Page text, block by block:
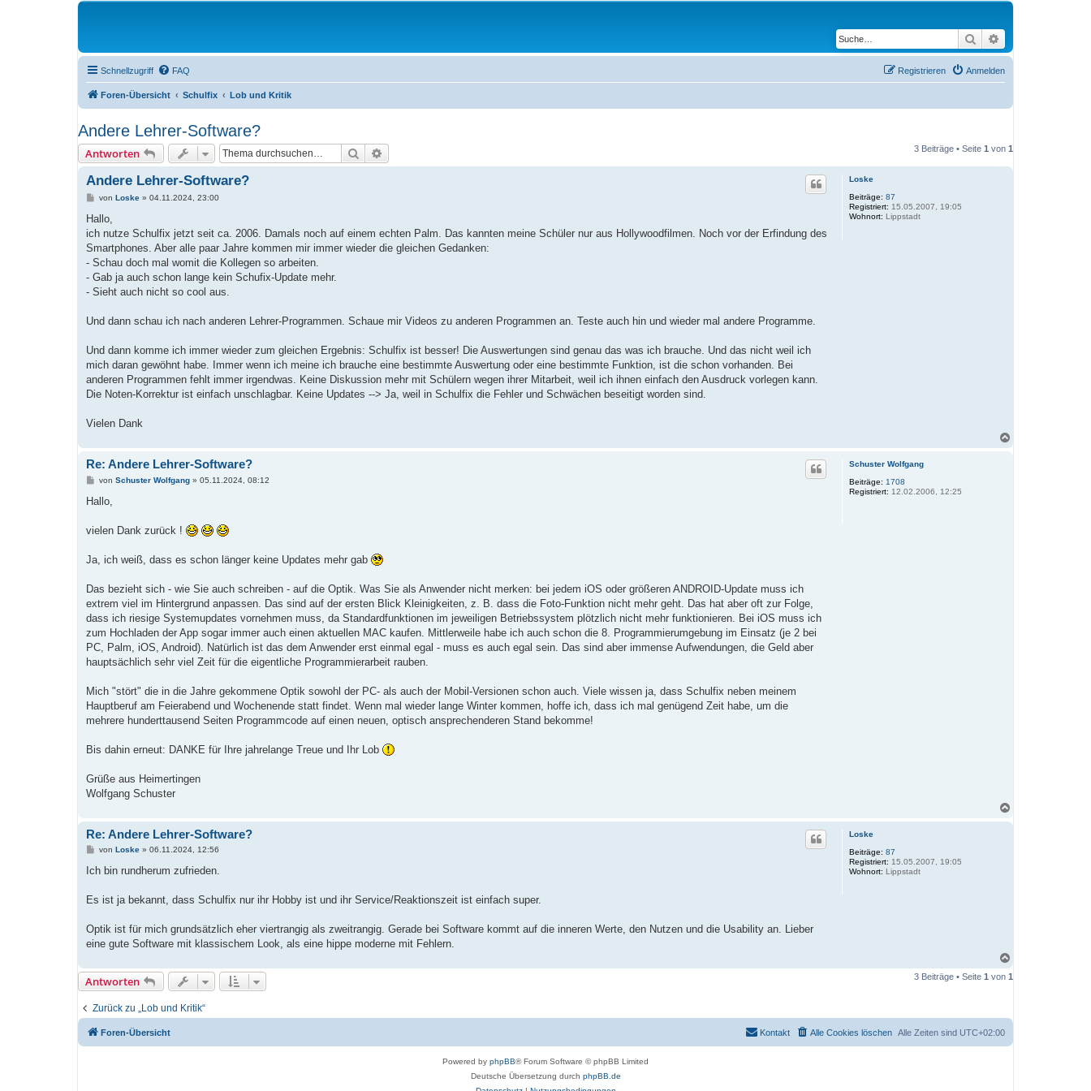
Suche
Schnellzugriff FAQ Anmelden
Registrieren
Foren-Übersicht Schulfix Lob und Kritik
Andere Lehrer-Software?
Antworten Suche 3 Beiträge • Seite 1 von 1
Loske
Beiträge: 87
Registriert: 15.05.2007, 19:05
Wohnort: Lippstadt
Andere Lehrer-Software?
B
i
r
a
von Loske» 04.11.2024, 23:00
Hallo,
ich nutze Schulfix jetzt seit ca. 2006. Damals noch auf einem echten Palm. Das kannten meine Schüler nur aus Hollywoodfilmen. Noch vor der Erfindung des
Smartphones. Aber alle paar Jahre kommen mir immer wieder die gleichen Gedanken:
- Schau doch mal womit die Kollegen so arbeiten.
- Gab ja auch schon lange kein Schufix-Update mehr.
- Sieht auch nicht so cool aus.
Und dann schau ich nach anderen Lehrer-Programmen. Schaue mir Videos zu anderen Programmen an. Teste auch hin und wieder mal andere Programme.
Und dann komme ich immer wieder zum gleichen Ergebnis: Schulfix ist besser! Die Auswertungen sind genau das was ich brauche. Und das nicht weil ich
mich daran gewöhnt habe. Immer wenn ich meine ich brauche eine bestimmte Auswertung oder eine bestimmte Funktion, ist die schon vorhanden. Bei
anderen Programmen fehlt immer irgendwas. Keine Diskussion mehr mit Schülern wegen ihrer Mitarbeit, weil ich ihnen einfach den Ausdruck vorlegen kann.
Die Noten-Korrektur ist einfach unschlagbar. Keine Updates --> Ja, weil in Schulfix die Fehler und Schwächen beseitigt worden sind.
Vielen Dank
Schuster Wolfgang
Beiträge: 1708
Registriert: 12.02.2006, 12:25
Re: Andere Lehrer-Software?
B
i
a
von Schuster Wolfgang» 05.11.2024, 08:12
Hallo,
vielen Dank zurück !
Ja, ich weiß, dass es schon länger keine Updates mehr gab
Das bezieht sich - wie Sie auch schreiben - auf die Optik. Was Sie als Anwender nicht merken: bei jedem iOS oder größeren ANDROID-Update muss ich
extrem viel im Hintergrund anpassen. Das sind auf der ersten Blick Kleinigkeiten, z. B. dass die Foto-Funktion nicht mehr geht. Das hat aber oft zur Folge,
dass ich riesige Systemupdates vornehmen muss, da Standardfunktionen im jeweiligen Betriebssystem plötzlich nicht mehr funktionieren. Bei iOS muss ich
zum Hochladen der App sogar immer auch einen aktuellen MAC kaufen. Mittlerweile habe ich auch schon die 8. Programmierumgebung im Einsatz (je 2 bei
PC, Palm, iOS, Android). Natürlich ist das dem Anwender erst einmal egal - muss es auch egal sein. Das sind aber immense Aufwendungen, die Geld aber
hauptsächlich sehr viel Zeit für die eigentliche Programmierarbeit rauben.
Mich "stört" die in die Jahre gekommene Optik sowohl der PC- als auch der Mobil-Versionen schon auch. Viele wissen ja, dass Schulfix neben meinem
Hauptberuf am Feierabend und Wochenende statt findet. Wenn mal wieder lange Winter kommen, hoffe ich, dass ich mal genügend Zeit habe, um die
mehrere hunderttausend Seiten Programmcode auf einen neuen, optisch ansprechenderen Stand bekomme!
Bis dahin erneut: DANKE für Ihre jahrelange Treue und Ihr Lob
Grüße aus Heimertingen
Wolfgang Schuster
Loske
Beiträge: 87
Registriert: 15.05.2007, 19:05
Wohnort: Lippstadt
Re: Andere Lehrer-Software?
B
i
a
von Loske» 06.11.2024, 12:56
Ich bin rundherum zufrieden.
Es ist ja bekannt, dass Schulfix nur ihr Hobby ist und ihr Service/Reaktionszeit ist einfach super.
Optik ist für mich grundsätzlich eher viertrangig als zweitrangig. Gerade bei Software kommt auf die inneren Werte, den Nutzen und die Usability an. Lieber
eine gute Software mit klassischem Look, als eine hippe moderne mit Fehlern.
c
e
Antworten 3 Beiträge • Seite 1 von 1
Zurück zu „Lob und Kritik“
Foren-Übersicht Alle Zeiten sind UTC+02:00
Alle Cookies löschen
Kontakt
Powered by phpBB® Forum Software © phpBB Limited
Deutsche Übersetzung durch phpBB.de